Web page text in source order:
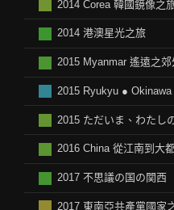
2014 Corea 韓國鏡像之
2014 港澳星光之旅
2015 Myanmar 遙遠之
2015 Ryukyu ●
2015 ただいま、わたし
2016 China 從江南到大
2017 不思議の国の関西
2017 東南亞共產黨國家